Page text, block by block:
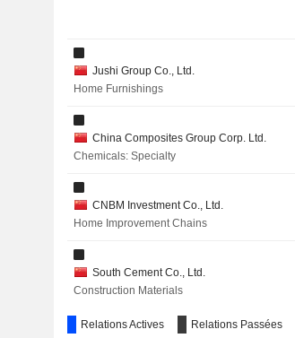
Jushi Group Co., Ltd.
Home Furnishings
China Composites Group Corp. Ltd.
Chemicals: Specialty
CNBM Investment Co., Ltd.
Home Improvement Chains
South Cement Co., Ltd.
Construction Materials
Relations Actives Relations Passées